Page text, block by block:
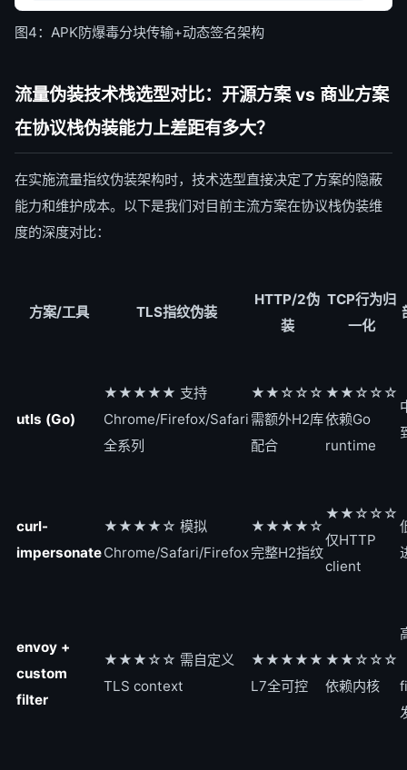
图4：APK防爆毒分块传输+动态签名架构
流量伪装技术栈选型对比：开源方案 vs 商业方案
在协议栈伪装能力上差距有多大？
在实施流量指纹伪装架构时，技术选型直接决定了方案的隐蔽
能力和维护成本。以下是我们对目前主流方案在协议栈伪装维
度的深度对比：
方案/工具 TLS指纹伪装
HTTP/2伪
装
TCP行为归
一化
utls (Go)
★★★★★ 支持
Chrome/Firefox/Safari
全系列
★★☆☆☆
需额外H2库
配合
★★☆☆☆
依赖Go
runtime
curl-
impersonate
★★★★☆ 模拟
Chrome/Safari/Firefox
★★★★☆
完整H2指纹
★★☆☆☆
仅HTTP
client
envoy +
custom
filter
★★★☆☆ 需自定义
TLS context
★★★★★
L7全可控
★★☆☆☆
依赖内核